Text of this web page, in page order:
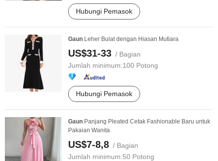
Hubungi Pemasok
Gaun Leher Bulat dengan Hiasan Mutiara
US$31-33 / Bagian
Jumlah minimum:100 Potong
Hubungi Pemasok
Gaun Panjang Pleated Cetak Fashionable Baru untuk
Pakaian Wanita
US$7-8,8 / Bagian
Jumlah minimum:50 Potong